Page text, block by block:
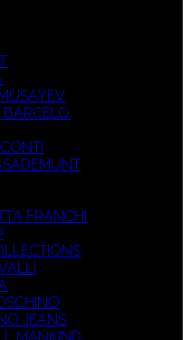
FRANCHI
JEANS